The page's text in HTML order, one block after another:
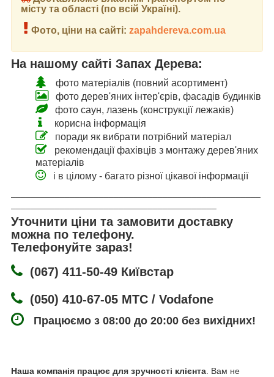
місту та області (по всій Україні).
Фото, ціни на сайті: zapahdereva.com.ua
На нашому сайті Запах Дерева:
фото матеріалів (повний асортимент)
фото дерев'яних інтер'єрів, фасадів будинків
фото саун, лазень (конструкції лежаків)
корисна інформація
поради як вибрати потрібний матеріал
рекомендації фахівців з монтажу дерев'яних
матеріалів
і в цілому - багато різної цікавої інформації
Уточнити ціни та замовити доставку
можна по телефону.
Телефонуйте зараз!
(067) 411-50-49 Київстар
(050) 410-67-05 МТС / Vodafone
Працюємо з 08:00 до 20:00 без вихідних!
Наша компанія працює для зручності клієнта. Вам не